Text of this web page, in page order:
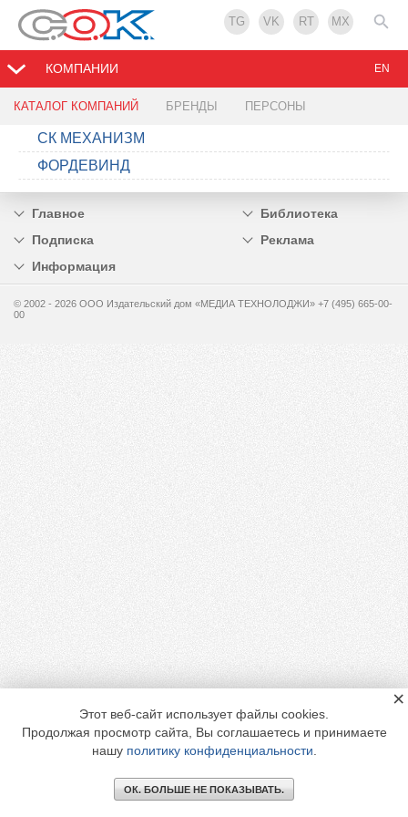
TG VK RT MX
КОМПАНИИ
КАТАЛОГ КОМПАНИЙ БРЕНДЫ ПЕРСОНЫ
EN
СК МЕХАНИЗМ
ФОРДЕВИНД
Главное
Библиотека
Подписка
Реклама
Информация
© 2002 - 2026 OOO Издательский дом «МЕДИА ТЕХНОЛОДЖИ» +7 (495) 665-00-
00
Этот веб-сайт использует файлы cookies.
Продолжая просмотр сайта, Вы соглашаетесь и принимаете
нашу политику конфиденциальности
ОК. БОЛЬШЕ НЕ ПОКАЗЫВАТЬ.
×